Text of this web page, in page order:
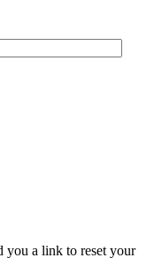
you a link to reset your